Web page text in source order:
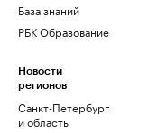
База знаний
РБК Образование
Новости
регионов
Санкт-Петербург
и область